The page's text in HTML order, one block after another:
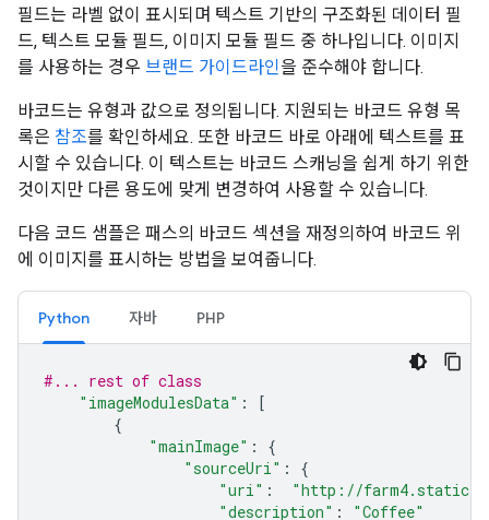
필드는 라벨 없이 표시되며 텍스트 기반의 구조화된 데이터 필
드, 텍스트 모듈 필드, 이미지 모듈 필드 중 하나입니다. 이미지
를 사용하는 경우 브랜드 가이드라인을 준수해야 합니다.
바코드는 유형과 값으로 정의됩니다. 지원되는 바코드 유형 목
록은 참조를 확인하세요. 또한 바코드 바로 아래에 텍스트를 표
시할 수 있습니다. 이 텍스트는 바코드 스캐닝을 쉽게 하기 위한
것이지만 다른 용도에 맞게 변경하여 사용할 수 있습니다.
다음 코드 샘플은 패스의 바코드 섹션을 재정의하여 바코드 위
에 이미지를 표시하는 방법을 보여줍니다.
Python 자바 PHP
#... rest of class
"imageModulesData" :
[
{
"mainImage" :
{
"sourceUri" :
{
"uri" :
"http://
"description" : "Coffee"